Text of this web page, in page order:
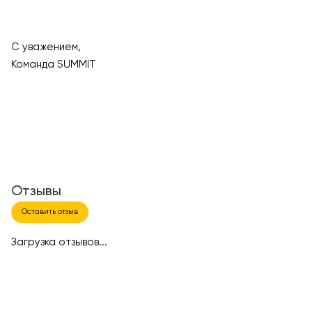
С уважением,
Команда SUMMIT
Отзывы
Оставить отзыв
Загрузка отзывов...